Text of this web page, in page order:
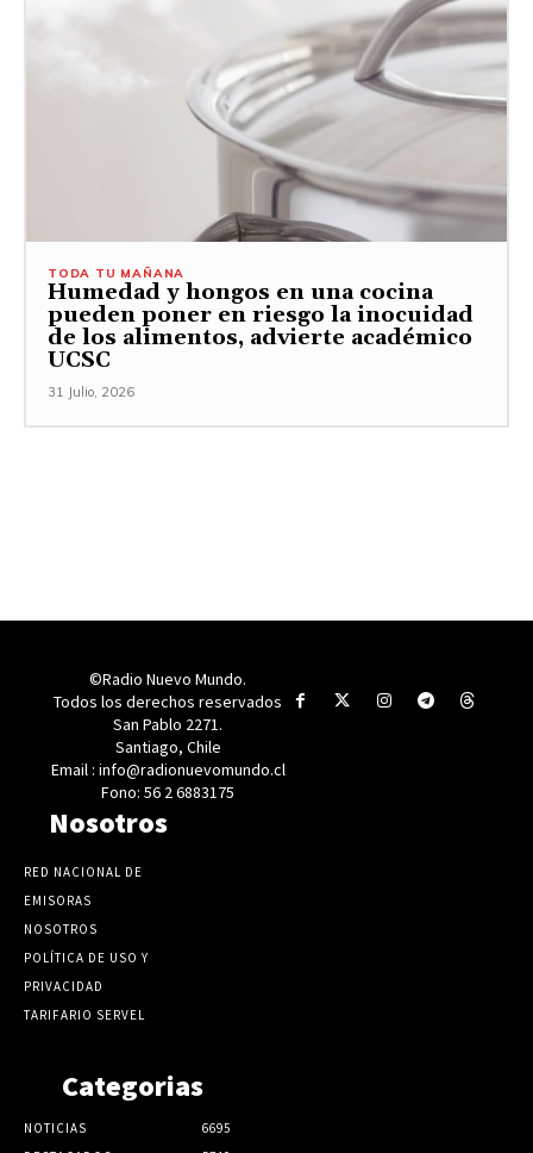
TODA TU MAÑANA
Humedad y hongos en una cocina
pueden poner en riesgo la inocuidad
de los alimentos, advierte académico
UCSC
31 Julio, 2026
©Radio Nuevo Mundo.
Todos los derechos reservados
San Pablo 2271.
Santiago, Chile
Email : info@radionuevomundo.cl
Fono: 56 2 6883175
Nosotros
RED NACIONAL DE
EMISORAS
NOSOTROS
POLÍTICA DE USO Y
PRIVACIDAD
TARIFARIO SERVEL
Categorias
NOTICIAS
6695